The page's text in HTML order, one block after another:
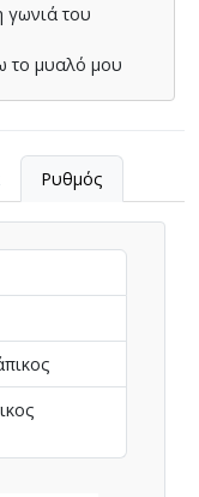
γωνιά του
το µυαλό µου
Ρυθμός